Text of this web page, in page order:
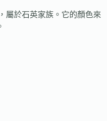
屬於石英家族。它的顏色來